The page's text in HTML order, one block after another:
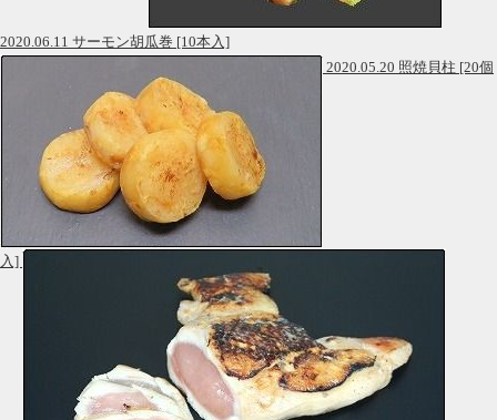
2020.06.11 サーモン胡瓜巻 [10本入]
2020.05.20 照焼貝柱 [20個
入]